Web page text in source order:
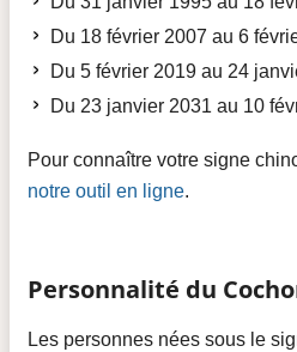
Du 18 février 2007 au 6
Du 5 février 2019 au 24
Du 23 janvier 2031 au 10
Pour connaître votre signe
notre outil en ligne.
Personnalité du
Les personnes nées sous le